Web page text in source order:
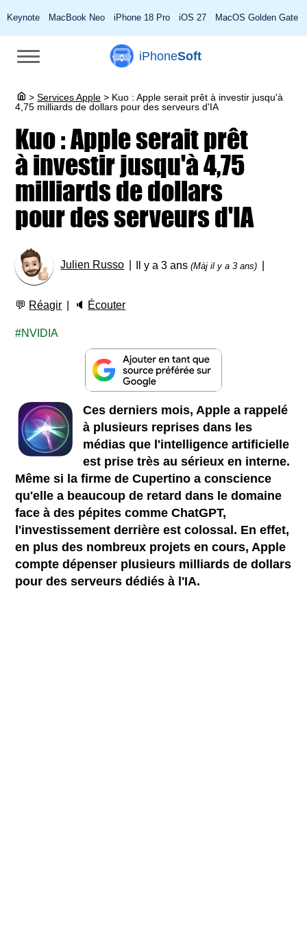
Keynote MacBook Neo iPhone 18 Pro iOS 27 MacOS Golden Gate
iPhoneSoft
> Services Apple > Kuo : Apple serait prêt à investir jusqu'à
4,75 milliards de dollars pour des serveurs d'IA
Kuo : Apple serait prêt
à investir jusqu'à 4,75
milliards de dollars
pour des serveurs d'IA
Julien Russo Il y a 3 ans(Màj il y a 3 ans)
💬 Réagir 🔈 Écouter
NVIDIA
Ces derniers mois, Apple a rappelé
à plusieurs reprises dans les
médias que l'intelligence artificielle
est prise très au sérieux en interne.
Même si la firme de Cupertino a conscience
qu'elle a beaucoup de retard dans le domaine
face à des pépites comme ChatGPT,
l'investissement derrière est colossal. En effet,
en plus des nombreux projets en cours, Apple
compte dépenser plusieurs milliards de dollars
pour des serveurs dédiés à l'IA.